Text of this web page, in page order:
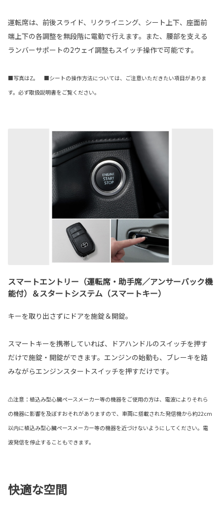
運転席は、前後スライド、リクライニング、シート上下、座面前
端上下の各調整を無段階に電動で行えます。また、腰部を支える
ランバーサポートの2ウェイ調整もスイッチ操作で可能です。
■写真はZ。 ■シートの操作方法については、ご注意いただきたい項目がありま
す。必ず取扱説明書をご覧ください。
スマートエントリー（運転席・助手席／アンサーバック機
能付）＆スタートシステム（スマートキー）
キーを取り出さずにドアを施錠＆開錠。
スマートキーを携帯していれば、ドアハンドルのスイッチを押す
だけで施錠・開錠ができます。エンジンの始動も、ブレーキを踏
みながらエンジンスタートスイッチを押すだけです。
⚠注意：植込み型心臓ペースメーカー等の機器をご使用の方は、電波によりそれら
の機器に影響を及ぼすおそれがありますので、車両に搭載された発信機から約22cm
以内に植込み型心臓ペースメーカー等の機器を近づけないようにしてください。電
波発信を停止することもできます。
快適な空間